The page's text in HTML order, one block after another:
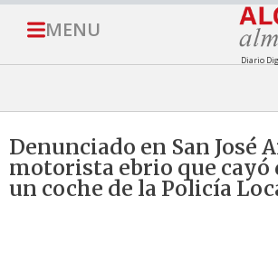
MENU
Diario
Denunciado en San José
motorista ebrio que cayó
un coche de la Policía